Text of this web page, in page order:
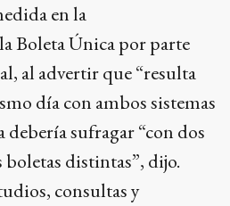
en la
Boleta Única por parte
al advertir que “resulta
día con ambos sistemas
debería sufragar “con dos
distintas”, dijo.
consultas y